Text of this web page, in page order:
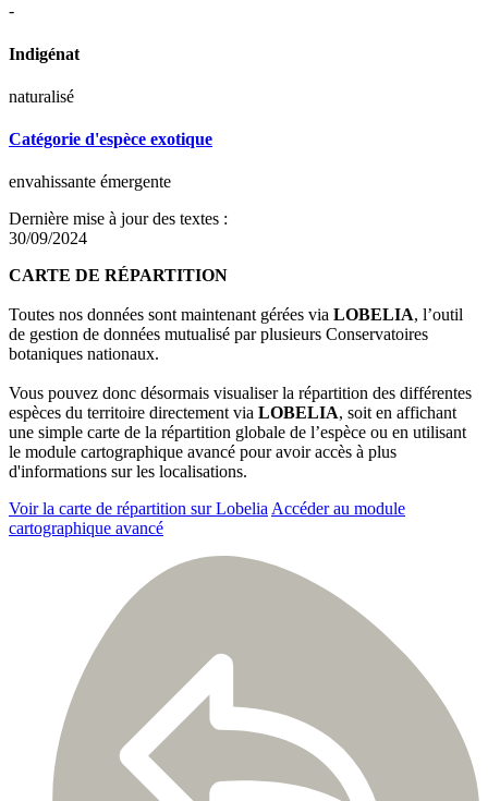
-
Indigénat
naturalisé
Catégorie d'espèce exotique
envahissante émergente
Dernière mise à jour des textes :
30/09/2024
CARTE DE RÉPARTITION
Toutes nos données sont maintenant gérées via LOBELIA, l’outil
de gestion de données mutualisé par plusieurs Conservatoires
botaniques nationaux.
Vous pouvez donc désormais visualiser la répartition des différentes
espèces du territoire directement via LOBELIA, soit en affichant
une simple carte de la répartition globale de l’espèce ou en utilisant
le module cartographique avancé pour avoir accès à plus
d'informations sur les localisations.
Voir la carte de répartition sur Lobelia Accéder au module
cartographique avancé